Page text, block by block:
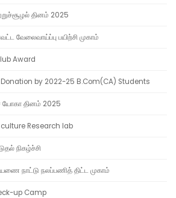
தினம் 2025
வேலைவாய்ப்பு பயிற்சி முகாம்
Award
by 2022-25 B.Com(CA) Students
யோகா தினம் 2025
Research lab
நிகழ்ச்சி
நாட்டு நலப்பணித் திட்ட முகாம்
up Camp